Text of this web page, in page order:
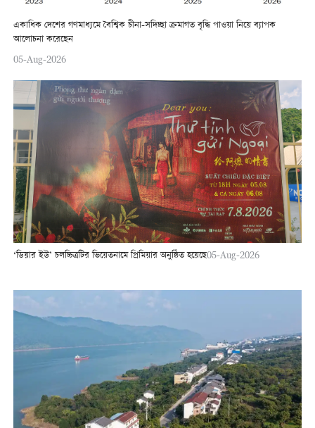
একাধিক দেশের গণমাধ্যমে বৈশ্বিক চীনা-সদিচ্ছা ক্রমাগত বৃদ্ধি পাওয়া নিয়ে ব্যাপক
আলোচনা করেছেন
05-Aug-2026
‘ডিয়ার ইউ’ চলচ্চিত্রটির ভিয়েতনামে প্রিমিয়ার অনুষ্ঠিত হয়েছে05-Aug-2026